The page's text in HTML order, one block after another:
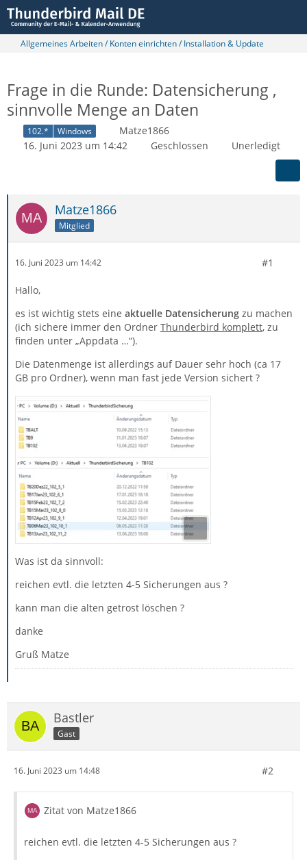
Allgemeines Arbeiten / Konten einrichten / Installation & Update
Frage in die Runde: Datensicherung ,
sinnvolle Menge an Daten
102.* Windows
Matze1866
16. Juni 2023 um 14:42
Geschlossen Unerledigt
Matze1866
Mitglied
16. Juni 2023 um 14:42 #1
Hallo,
es ist wichtig stets eine aktuelle Datensicherung zu machen
(ich sichere immer den Ordner Thunderbird komplett, zu
finden unter „Appdata …“).
Die Datenmenge ist allerdings auf Dauer sehr hoch (ca 17
GB pro Ordner), wenn man fast jede Version sichert ?
Was ist da sinnvoll:
reichen evtl. die letzten 4-5 Sicherungen aus ?
kann man die alten getrost löschen ?
danke
Gruß Matze
Bastler
Gast
16. Juni 2023 um 14:48 #2
Zitat von Matze1866
reichen evtl. die letzten 4-5 Sicherungen aus ?